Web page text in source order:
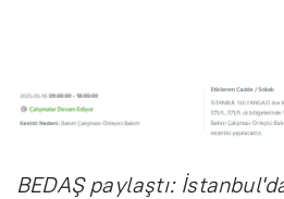
BEDAŞ paylaştı: